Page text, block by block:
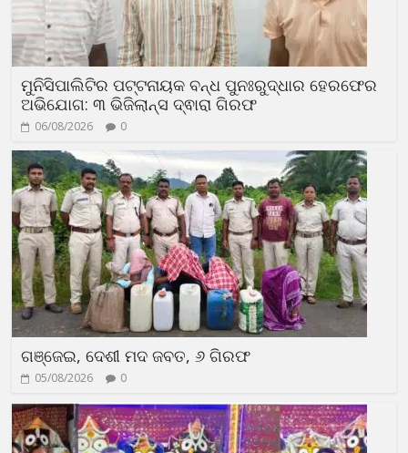
ମୁନିସିପାଲିଟିର ପଟ୍ଟନାୟକ ବନ୍ଧ ପୁନଃରୁଦ୍ଧାର ହେରଫେର
ଅଭିଯୋଗ: ୩ ଭିଜିଲାନ୍ସ ଦ୍ଵାରା ଗିରଫ
06/08/2026 0
ଗଞ୍ଜେଇ, ଦେଶୀ ମଦ ଜବତ, ୬ ଗିରଫ
05/08/2026 0